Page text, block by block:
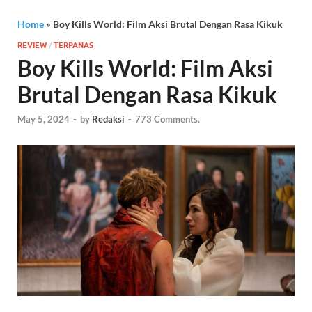
Home » Boy Kills World: Film Aksi Brutal Dengan Rasa Kikuk
REVIEW / TERPANAS
Boy Kills World: Film Aksi
Brutal Dengan Rasa Kikuk
May 5, 2024 - by Redaksi - 773 Comments.